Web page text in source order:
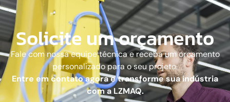
Solicite um orçamento
Fale com nossa equipe técnica e receba um orçamento
personalizado para o seu projeto.
Entre em contato agora e transforme sua indústria
com a LZMAQ.